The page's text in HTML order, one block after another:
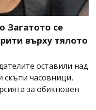
Загатото се
върху тялото
оставили над
скъпи часовници,
за обикновен